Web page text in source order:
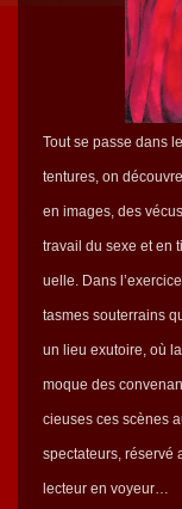
Tout se passe dans
ten­tures, on
en images, des
tra­vail du sexe et en
uelle. Dans
tasmes souter­rains
un lieu exu­toire, où
moque des
cieuses ces scènes
spec­ta­teurs, réservé
lecteur en voyeur…